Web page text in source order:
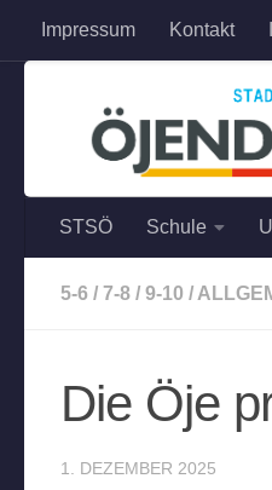
Zum Inhalt springen
Impressum Kontakt
STSÖ Schule
5-6 / 7-8 / 9-10 /
Die Öje
1. DEZEMBER 2025